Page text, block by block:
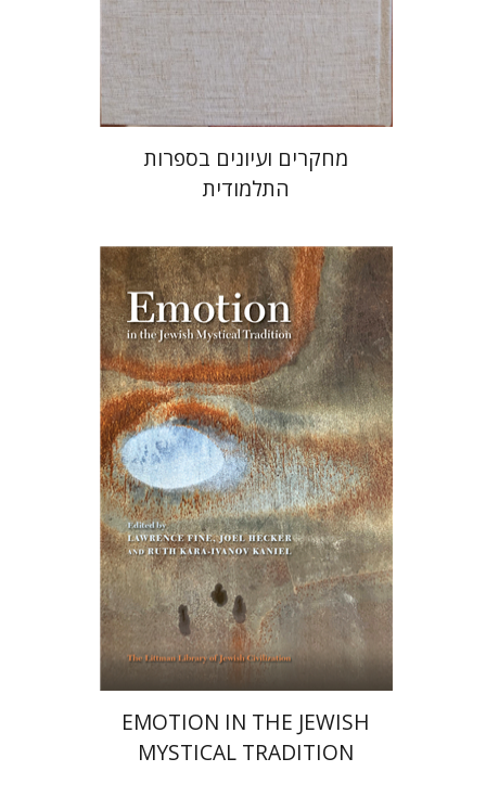
מחיר השקה
$78
$55
מחקרים ועיונים בספרות
התלמודית
רות קרא-איוונוב קניאל
ג'ואל
הקר
לורנס פיין
הנחת אתר ספר מודפס
$85
$76
EMOTION IN THE JEWISH
MYSTICAL TRADITION